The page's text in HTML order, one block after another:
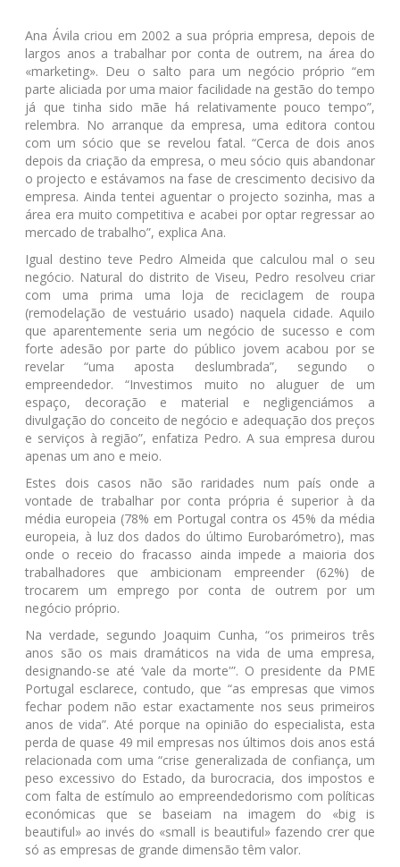
Ana Ávila criou em 2002 a sua própria empresa, depois de
largos anos a trabalhar por conta de outrem, na área do
«marketing». Deu o salto para um negócio próprio “em
parte aliciada por uma maior facilidade na gestão do tempo
já que tinha sido mãe há relativamente pouco tempo”,
relembra. No arranque da empresa, uma editora contou
com um sócio que se revelou fatal. “Cerca de dois anos
depois da criação da empresa, o meu sócio quis abandonar
o projecto e estávamos na fase de crescimento decisivo da
empresa. Ainda tentei aguentar o projecto sozinha, mas a
área era muito competitiva e acabei por optar regressar ao
mercado de trabalho”, explica Ana.
Igual destino teve Pedro Almeida que calculou mal o seu
negócio. Natural do distrito de Viseu, Pedro resolveu criar
com uma prima uma loja de reciclagem de roupa
(remodelação de vestuário usado) naquela cidade. Aquilo
que aparentemente seria um negócio de sucesso e com
forte adesão por parte do público jovem acabou por se
revelar “uma aposta deslumbrada”, segundo o
empreendedor. “Investimos muito no aluguer de um
espaço, decoração e material e negligenciámos a
divulgação do conceito de negócio e adequação dos preços
e serviços à região”, enfatiza Pedro. A sua empresa durou
apenas um ano e meio.
Estes dois casos não são raridades num país onde a
vontade de trabalhar por conta própria é superior à da
média europeia (78% em Portugal contra os 45% da média
europeia, à luz dos dados do último Eurobarómetro), mas
onde o receio do fracasso ainda impede a maioria dos
trabalhadores que ambicionam empreender (62%) de
trocarem um emprego por conta de outrem por um
negócio próprio.
Na verdade, segundo Joaquim Cunha, “os primeiros três
anos são os mais dramáticos na vida de uma empresa,
designando-se até ‘vale da morte'”. O presidente da PME
Portugal esclarece, contudo, que “as empresas que vimos
fechar podem não estar exactamente nos seus primeiros
anos de vida”. Até porque na opinião do especialista, esta
perda de quase 49 mil empresas nos últimos dois anos está
relacionada com uma “crise generalizada de confiança, um
peso excessivo do Estado, da burocracia, dos impostos e
com falta de estímulo ao empreendedorismo com políticas
económicas que se baseiam na imagem do «big is
beautiful» ao invés do «small is beautiful» fazendo crer que
só as empresas de grande dimensão têm valor.